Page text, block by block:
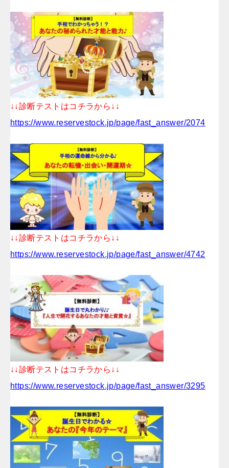
↓↓診断テストはコチラから↓↓
https://www.reservestock.jp/page/fast_answer/2074
↓↓診断テストはコチラから↓↓
https://www.reservestock.jp/page/fast_answer/4742
↓↓診断テストはコチラから↓↓
https://www.reservestock.jp/page/fast_answer/3295